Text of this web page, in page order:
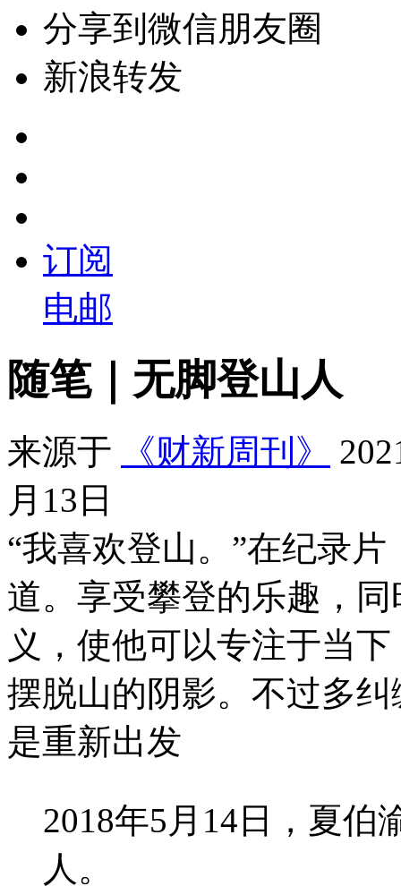
分享到微信朋友圈
新浪转发
订阅
电邮
随笔｜无脚登山人
来源于 《财新周刊》
月13日
“我喜欢登山。”在纪录
道。享受攀登的乐趣，
义，使他可以专注于当
摆脱山的阴影。不过多
是重新出发
2018年5月14日，夏伯
人。